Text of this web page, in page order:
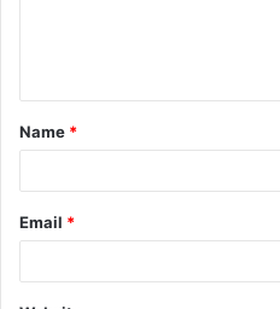
t
*
Name *
Email *